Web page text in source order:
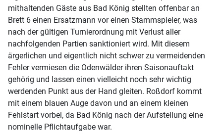
mithaltenden Gäste aus Bad König stellten offenbar an
Brett 6 einen Ersatzmann vor einen Stammspieler, was
nach der gültigen Turnierordnung mit Verlust aller
nachfolgenden Partien sanktioniert wird. Mit diesem
ärgerlichen und eigentlich nicht schwer zu vermeidenden
Fehler vermiesen die Odenwälder ihren Saisonauftakt
gehörig und lassen einen vielleicht noch sehr wichtig
werdenden Punkt aus der Hand gleiten. Roßdorf kommt
mit einem blauen Auge davon und an einem kleinen
Fehlstart vorbei, da Bad König nach der Aufstellung eine
nominelle Pflichtaufgabe war.